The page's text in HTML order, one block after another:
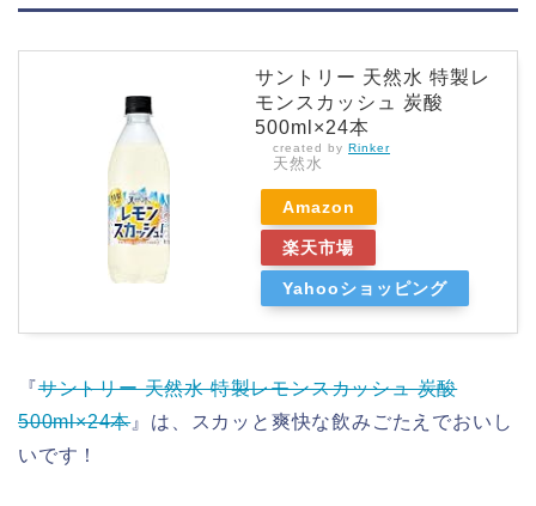
サントリー 天然水 特製レ
モンスカッシュ 炭酸
500ml×24本
created by Rinker
天然水
Amazon
楽天市場
Yahooショッピング
『サントリー 天然水 特製レモンスカッシュ 炭酸
500ml×24本』は、スカッと爽快な飲みごたえでおいし
いです！